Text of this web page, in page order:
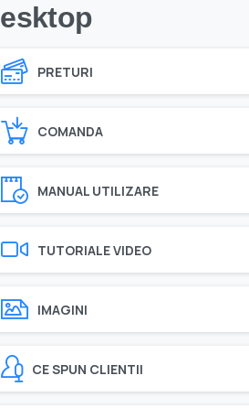
PRETURI
COMANDA
MANUAL UTILIZARE
TUTORIALE VIDEO
IMAGINI
CE SPUN CLIENTII